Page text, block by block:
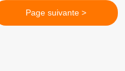
Page suivante >